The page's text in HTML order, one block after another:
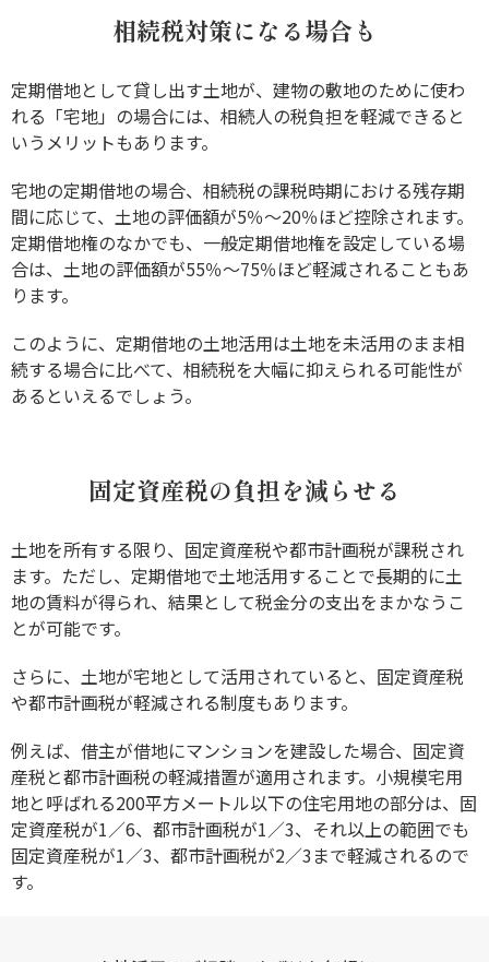
相続税対策になる場合も
定期借地として貸し出す土地が、建物の敷地のために使わ
れる「宅地」の場合には、相続人の税負担を軽減できると
いうメリットもあります。
宅地の定期借地の場合、相続税の課税時期における残存期
間に応じて、土地の評価額が5％～20％ほど控除されます。
定期借地権のなかでも、一般定期借地権を設定している場
合は、土地の評価額が55％～75％ほど軽減されることもあ
ります。
このように、定期借地の土地活用は土地を未活用のまま相
続する場合に比べて、相続税を大幅に抑えられる可能性が
あるといえるでしょう。
固定資産税の負担を減らせる
土地を所有する限り、固定資産税や都市計画税が課税され
ます。ただし、定期借地で土地活用することで長期的に土
地の賃料が得られ、結果として税金分の支出をまかなうこ
とが可能です。
さらに、土地が宅地として活用されていると、固定資産税
や都市計画税が軽減される制度もあります。
例えば、借主が借地にマンションを建設した場合、固定資
産税と都市計画税の軽減措置が適用されます。小規模宅用
地と呼ばれる200平方メートル以下の住宅用地の部分は、固
定資産税が1／6、都市計画税が1／3、それ以上の範囲でも
固定資産税が1／3、都市計画税が2／3まで軽減されるので
す。